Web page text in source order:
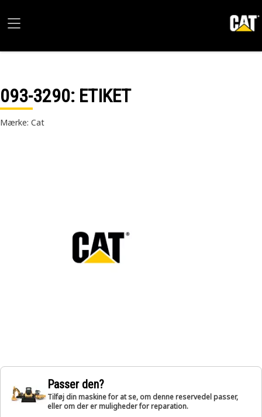
093-3290: ETIKET
Mærke: Cat
Passer den?
Tilføj din maskine for at se, om denne reservedel passer,
eller om der er muligheder for reparation.